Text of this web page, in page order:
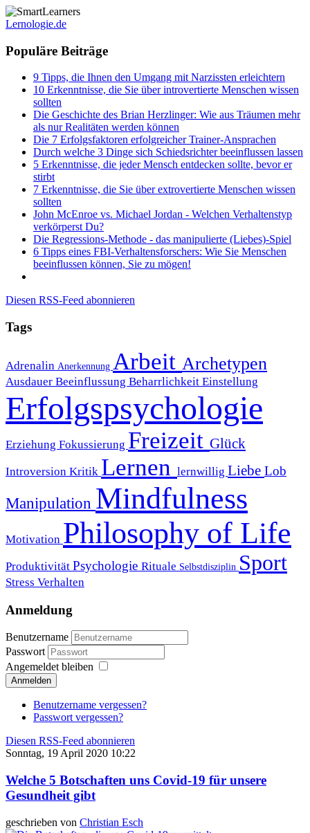
Lernologie.de
Populäre Beiträge
9 Tipps, die Ihnen den Umgang mit Narzissten erleichtern
10 Erkenntnisse, die Sie über introvertierte Menschen wissen
sollten
Die Geschichte des Brian Herzlinger: Wie aus Träumen mehr
als nur Realitäten werden können
Die 7 Erfolgsfaktoren erfolgreicher Trainer-Ansprachen
Durch welche 3 Dinge sich Schiedsrichter beeinflussen lassen
5 Erkenntnisse, die jeder Mensch entdecken sollte, bevor er
stirbt
7 Erkenntnisse, die Sie über extrovertierte Menschen wissen
sollten
John McEnroe vs. Michael Jordan - Welchen Verhaltenstyp
verkörperst Du?
Die Regressions-Methode - das manipulierte (Liebes)-Spiel
6 Tipps eines FBI-Verhaltensforschers: Wie Sie Menschen
beeinflussen können, Sie zu mögen!
Diesen RSS-Feed abonnieren
Tags
Adrenalin Anerkennung Arbeit Archetypen
Ausdauer Beeinflussung Beharrlichkeit Einstellung
Erfolgspsychologie
Erziehung Fokussierung Freizeit Glück
Introversion Kritik Lernen lernwillig Liebe Lob
Manipulation Mindfulness
Motivation Philosophy of Life
Produktivität Psychologie Rituale Selbstdisziplin Sport
Stress Verhalten
Anmeldung
Benutzername
Passwort
Angemeldet bleiben
Anmelden
Benutzername vergessen?
Passwort vergessen?
Diesen RSS-Feed abonnieren
Sonntag, 19 April 2020 10:22
Welche 5 Botschaften uns Covid-19 für unsere
Gesundheit gibt
geschrieben von Christian Esch